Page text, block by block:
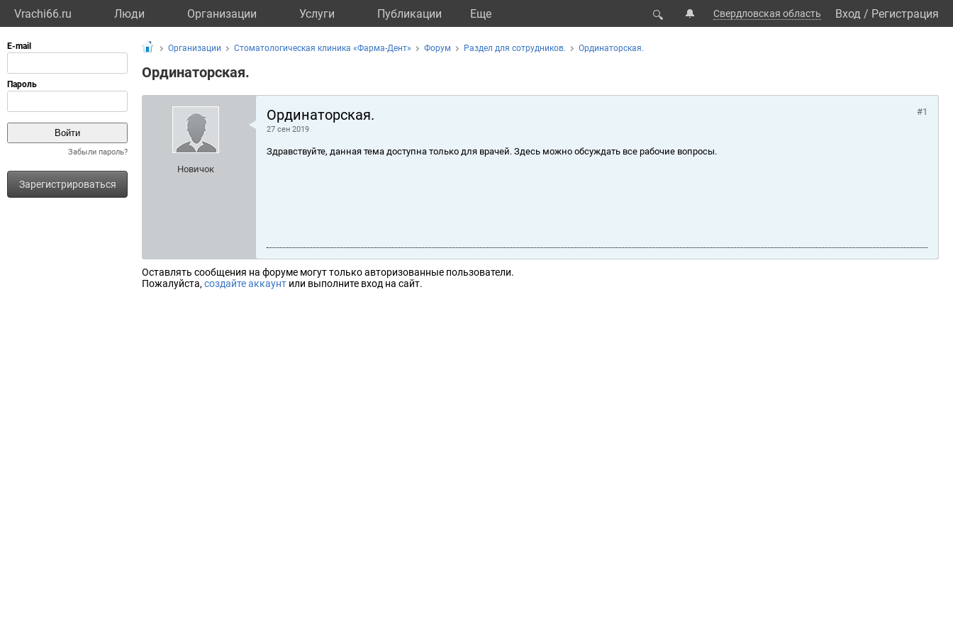
Vrachi66.ru Люди Организации Услуги Публикации Eще 🔍 🔔 Свердловская область Вход / Регистрация
Забыли пароль?
Зарегистрироваться
Организации Стоматологическая клиника «Фарма-Дент» Форум Раздел для сотрудников. Ординаторская.
Ординаторская.
Новичок
Ординаторская.
27 сен 2019
#1
Здравствуйте, данная тема доступна только для врачей. Здесь можно обсуждать все рабочие вопросы.
Оставлять сообщения на форуме могут только авторизованные пользователи.
Пожалуйста, создайте аккаунт или выполните вход на сайт.